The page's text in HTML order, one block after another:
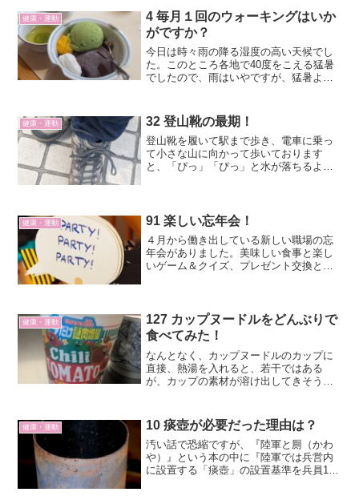
健康・運動
4 毎月１回のウォーキングはいか
がですか？
今日は時々雨の降る湿度の高い天候でし
た。このところ各地で40度をこえる猛暑
でしたので、雨はいやですが、猛暑より
ためウォーキングをしていて、今日がそ
の日だったからです。...
健康・運動 32 登山靴の最期！
登山靴を履いて駅まで歩き、電車に乗っ
て小さな山に向かって歩いております
と、「ぴっ」「ぴっ」と水が落ちるよう
音このなぞの音は何なんだと...
健康・運動 91 楽しい忘年会！
４月から働き出している新しい職場の忘
年会がありました。美味しい食事と楽し
いゲーム＆クイズ、プレゼント交換とあ
健康・運動
127 カップヌードルをどんぶりで
食べてみた！
なんとなく、カップヌードルのカップに
直接、熱湯を入れると、若干ではある
が、カップの素材が溶け出してきそうだ
健康・運動 10 痰壺が必要だった理由は？
汚い話で恐縮ですが、『陸軍と厠（かわ
や）』という本の中に『陸軍では兵営内
に設置する「痰壺」の設置基準を兵員10